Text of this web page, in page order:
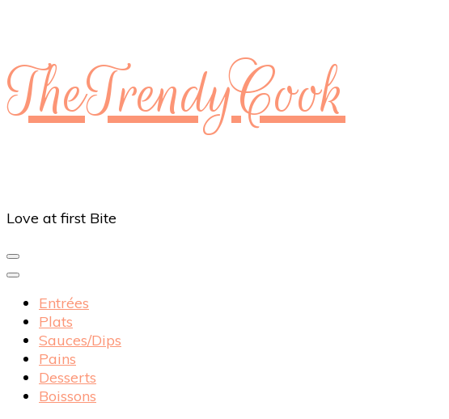
TheTrendyCook
Love at first Bite
Entrées
Plats
Sauces/Dips
Pains
Desserts
Boissons